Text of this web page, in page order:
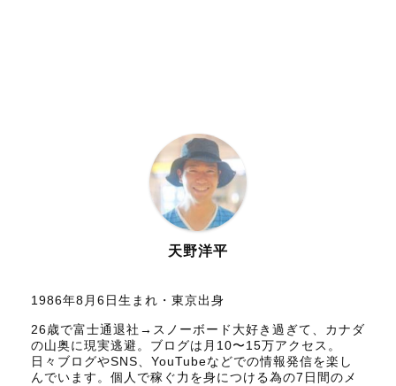
天野洋平
1986年8月6日生まれ・東京出身
26歳で富士通退社→スノーボード大好き過ぎて、カナダ
の山奥に現実逃避。ブログは月10〜15万アクセス。
日々ブログやSNS、YouTubeなどでの情報発信を楽し
んでいます。個人で稼ぐ力を身につける為の7日間のメ